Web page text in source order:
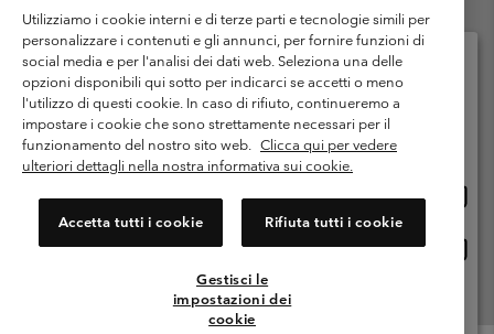
Termini di utilizzo
Condizioni Generali di Venditaa
Garanzia
Politica sulla privacy
Termini e condizioni del programma di membership
Condizioni di utilizzo dei contenuti generati dagli utenti
Impressum
Cookies
Public CBCR
Servizio clienti: Lun. - ven. 9:00 - 13:00 & 14:00- 18:00
(+)390694804176
Utilizziamo i cookie interni e di terze parti e tecnologie simili per
personalizzare i contenuti e gli annunci, per fornire funzioni di
social media e per l'analisi dei dati web. Seleziona una delle
opzioni disponibili qui sotto per indicarci se accetti o meno
l'utilizzo di questi cookie. In caso di rifiuto, continueremo a
impostare i cookie che sono strettamente necessari per il
funzionamento del nostro sito web. Clicca qui per vedere
ulteriori dettagli nella nostra informativa sui cookie.
Accetta tutti i cookie Rifiuta tutti i cookie
Gestisci le
impostazioni dei
cookie
Seleziona il paese di spedizione e la lingua
Shopping online disponibile
online
Italia
online
Visualizza Tutti I Paesi